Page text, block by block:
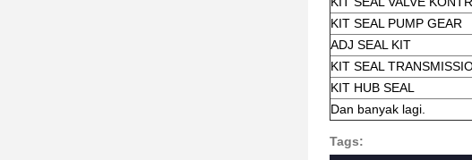
KIT SEAL PUMP GEAR
ADJ SEAL KIT
KIT SEAL
KIT HUB SEAL
Dan banyak lagi.
Tags: